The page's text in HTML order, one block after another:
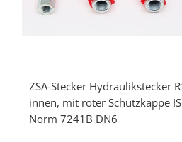
ZSA-Stecker Hydraulikstecker
innen, mit roter Schutzkappe
Norm 7241B DN6